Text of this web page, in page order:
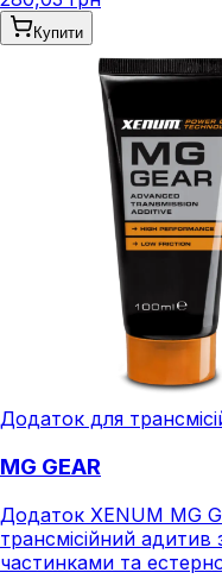
Купити
Додаток для
MG GEAR
Додаток XENUM MG
трансмісійний
частинками та